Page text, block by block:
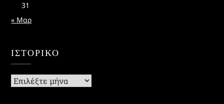
31
« Μαρ
ΙΣΤΟΡΙΚΌ
Ιστορικό